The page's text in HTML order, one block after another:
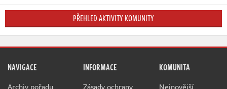
PŘEHLED AKTIVITY KOMUNITY
NAVIGACE
Archiv pořadu
INFORMACE
Zásady ochrany
KOMUNITA
Nejnovější